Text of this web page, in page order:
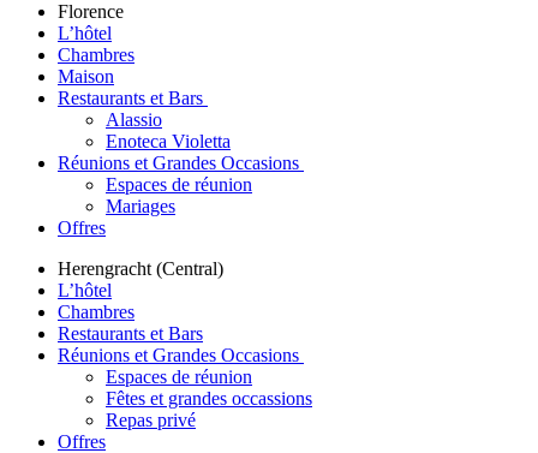
Florence
L’hôtel
Chambres
Maison
Restaurants et Bars
Alassio
Enoteca Violetta
Réunions et Grandes Occasions
Espaces de réunion
Mariages
Offres
Herengracht (Central)
L’hôtel
Chambres
Restaurants et Bars
Réunions et Grandes Occasions
Espaces de réunion
Fêtes et grandes occassions
Repas privé
Offres